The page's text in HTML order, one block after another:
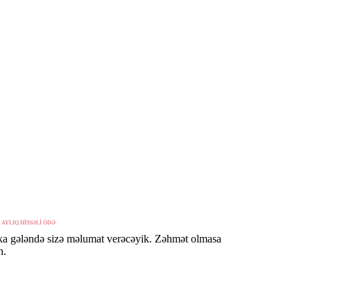
HİSSƏLİ ÖDƏ
gələndə sizə məlumat verəcəyik. Zəhmət olmasa